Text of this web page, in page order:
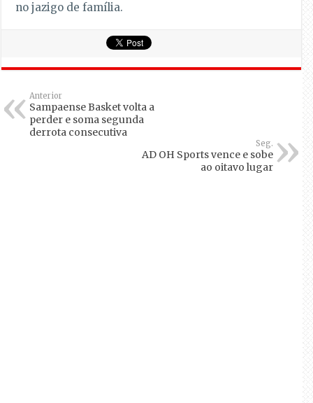
no jazigo de família.
Anterior
Sampaense Basket volta a
perder e soma segunda
derrota consecutiva
Seg.
AD OH Sports vence e sobe
ao oitavo lugar